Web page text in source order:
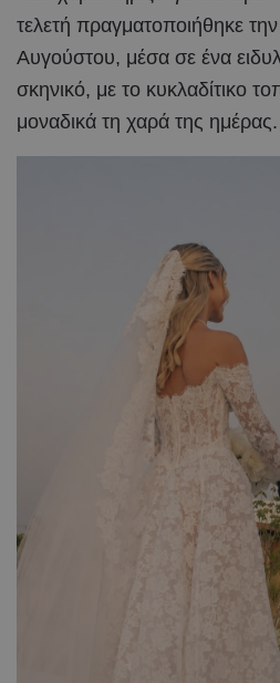
τελετή πραγματοποιήθηκε
Αυγούστου, μέσα σε ένα
σκηνικό, με το κυκλαδίτικο
μοναδικά τη χαρά της ημέρας.